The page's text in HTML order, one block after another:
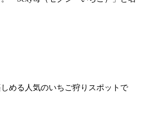
める人気のいちご狩りスポットで